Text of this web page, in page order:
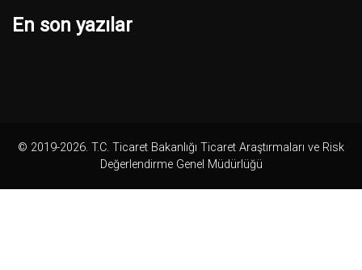
En son yazılar
© 2019-2026. T.C. Ticaret Bakanlığı Ticaret Araştırmaları ve Risk
Değerlendirme Genel Müdürlüğü